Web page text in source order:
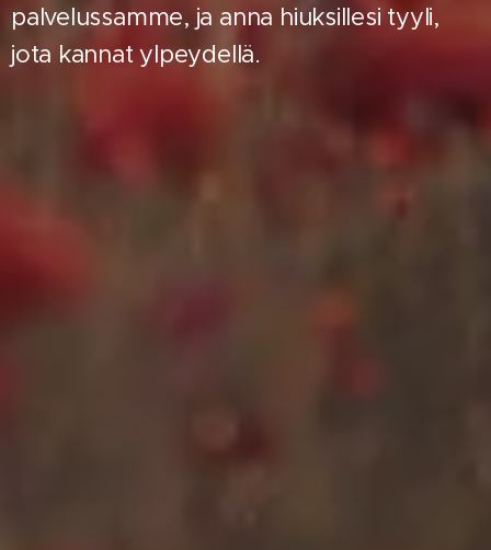
palvelussamme, ja anna hiuksillesi tyyli,
jota kannat ylpeydellä.